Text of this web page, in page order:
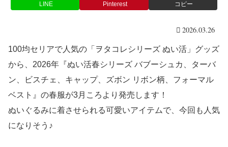
LINE Pinterest コピー
2026.03.26
100均セリアで人気の「ヲタコレシリーズ ぬい活」グッズ
から、2026年『ぬい活春シリーズ バブーシュカ、ターバ
ン、ビスチェ、キャップ、ズボン リボン柄、フォーマル
ベスト』の春服が3月ころより発売します！
ぬいぐるみに着させられる可愛いアイテムで、今回も人気
になりそう♪